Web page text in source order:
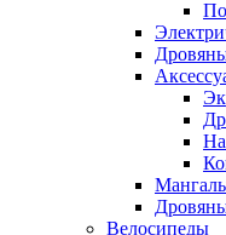
Велосипеды